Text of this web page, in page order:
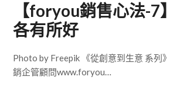
【foryou銷售心法-7
各有所好
Photo by Freepik 《從創意到生意 系列
銷企管顧問www.foryou…